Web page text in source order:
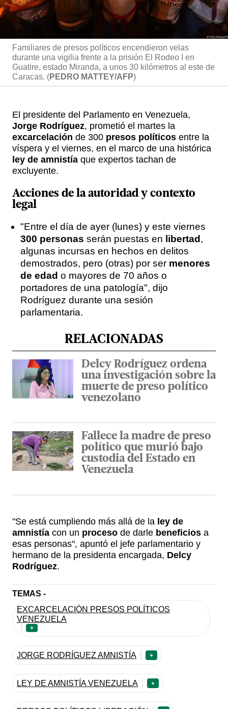
Familiares de presos políticos encendieron velas
durante una vigilia frente a la prisión El Rodeo I en
Guatire, estado Miranda, a unos 30 kilómetros al este de
Caracas. (PEDRO MATTEY/AFP)
El presidente del Parlamento en Venezuela,
Jorge Rodríguez, prometió el martes la
excarcelación de 300 presos políticos entre la
víspera y el viernes, en el marco de una histórica
ley de amnistía que expertos tachan de
excluyente.
Acciones de la autoridad y contexto
legal
"Entre el día de ayer (lunes) y este viernes
300 personas serán puestas en libertad ,
algunas incursas en hechos en delitos
demostrados, pero (otras) por ser menores
de edad o mayores de 70 años o
portadores de una patología", dijo
Rodríguez durante una sesión
parlamentaria.
RELACIONADAS
Delcy Rodríguez ordena
una investigación sobre la
muerte de preso político
venezolano
Fallece la madre de preso
político que murió bajo
custodia del Estado en
Venezuela
"Se está cumpliendo más allá de la ley de
amnistía con un proceso de darle beneficios a
esas personas", apuntó el jefe parlamentario y
hermano de la presidenta encargada, Delcy
Rodríguez.
TEMAS -
EXCARCELACIÓN PRESOS POLÍTICOS
VENEZUELA
+
JORGE RODRÍGUEZ AMNISTÍA +
LEY DE AMNISTÍA VENEZUELA +